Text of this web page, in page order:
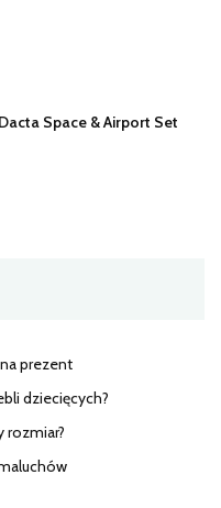
Space & Airport Set
prezent
dziecięcych?
rozmiar?